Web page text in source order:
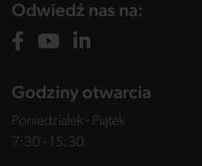
Odwiedź nas na:
Godziny otwarcia
Poniedziałek - Piątek
7:30 - 15:30